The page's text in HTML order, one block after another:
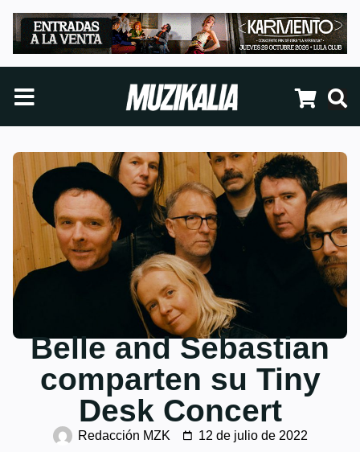
Belle and Sebastian
comparten su Tiny
Desk Concert
Redacción MZK 12 de julio de 2022